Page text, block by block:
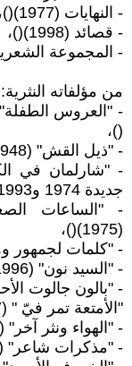
- النهايات (1977)()،
- قصائد (1998)()،
- المجموعة الشعرية
من مؤلفاته النثرية:
()،
- "ذيل القش" (1948، طبعة جديدة 1995)()،
جديدة 1974 و1993)()،
- "الساعات
(1975)()،
- "كلمات لجمهور وهمي
- "السيد نون" (1996)()،
- "بالون جالوت الأحمر.
"الأمتعة تمر فيّ " (1997)()،
- "الهواء ونثر آخر" (2000)()،
- "مذكرات شاعر"